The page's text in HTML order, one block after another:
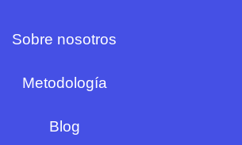
Sobre nosotros
Metodología
Blog